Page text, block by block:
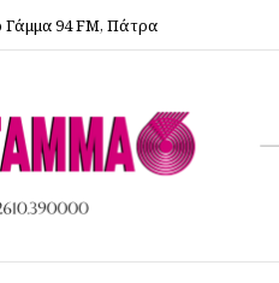
Γάμμα 94 FM, Πάτρα